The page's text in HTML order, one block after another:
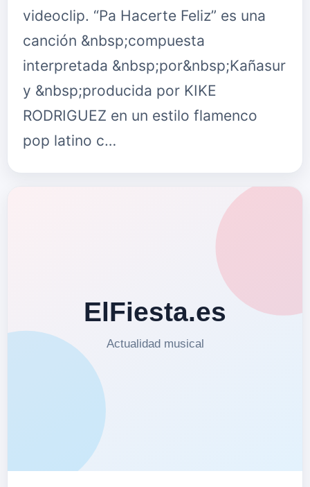
videoclip. “Pa Hacerte Feliz” es una
canción &nbsp;compuesta
interpretada &nbsp;por&nbsp;Kañasur
y &nbsp;producida por KIKE
RODRIGUEZ en un estilo flamenco
pop latino c…